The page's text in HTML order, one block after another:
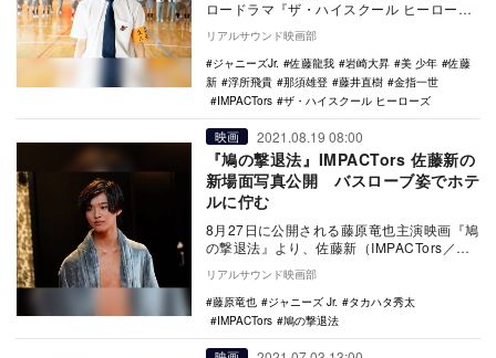
ロードラマ『ザ・ハイスクール ヒーロー
ズ』（テレビ朝日系）の第7話に、ジャニー
ズJr…
リアルサウンド映画部
ジャニーズJr.
佐藤龍我 岩崎大昇 美 少年
佐藤
新
浮所飛貴 那須雄登 藤井直樹
金指一世
IMPACTors
ザ・ハイスクール ヒーローズ
映画 2021.08.19 08:00
『鳩の撃退法』IMPACTors 佐藤新の
新場面写真公開 バスローブ姿でホテ
ルに佇む
8月27日に公開される藤原竜也主演映画『鳩
の撃退法』より、佐藤新（IMPACTors／ジ
ャニーズ Jr.）演じる大学生・田中の場…
リアルサウンド映画部
藤原竜也
ジャニーズ Jr.
タカハタ秀太
IMPACTors
鳩の撃退法